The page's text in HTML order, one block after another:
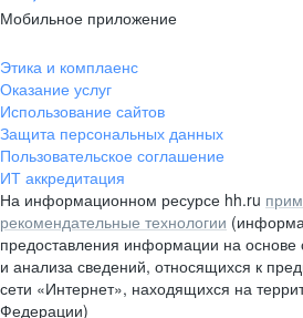
Мобильное приложение
Этика и комплаенс
Оказание услуг
Использование сайтов
Защита персональных данных
Пользовательское соглашение
ИТ аккредитация
На информационном ресурсе hh.ru
рекомендательные технологии
предоставления информации на основе
и анализа сведений, относящихся к
сети «Интернет», находящихся на
Федерации)